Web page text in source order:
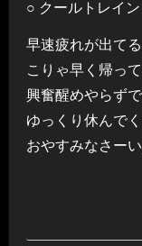
○ クールトレイン
早速疲れが出て
こりゃ早く帰っ
興奮醒めやらず
ゆっくり休んでく
おやすみなさーい